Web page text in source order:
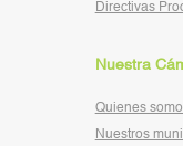
Directivas
Nuestra
Quienes
Nuestros